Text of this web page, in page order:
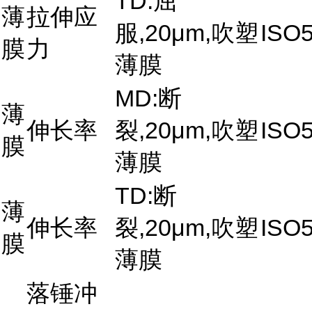
薄
膜
拉伸应
力
服,20μm,吹塑
薄膜
薄
膜
伸长率
MD:断
裂,20μm,吹塑
薄膜
薄
膜
伸长率
TD:断
裂,20μm,吹塑
薄膜
落锤冲